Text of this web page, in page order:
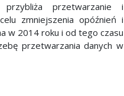
przetwarzanie i
zmniejszenia opóźnień i
w 2014 roku i od tego czasu
przetwarzania danych w